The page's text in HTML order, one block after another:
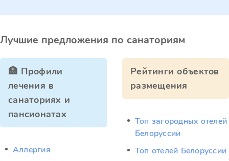
Лучшие предложения по санаториям
🏥 Профили
лечения в
санаториях и
пансионатах
Аллергия
Рейтинги объектов
размещения
Топ загородных отелей
Белоруссии
Топ отелей Белоруссии